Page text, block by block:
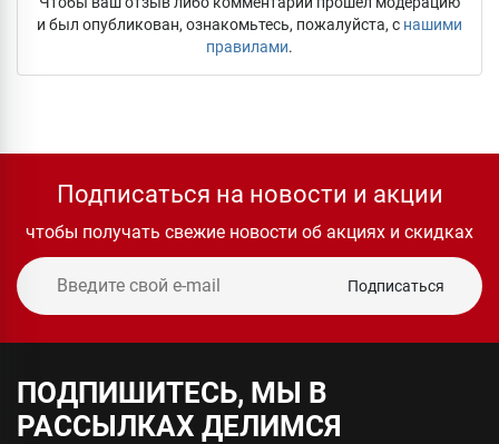
и был опубликован, ознакомьтесь, пожалуйста, с нашими
правилами.
Подписаться на новости и акции
чтобы получать свежие новости об акциях и скидках
Подписаться
ПОДПИШИТЕСЬ, МЫ В
РАССЫЛКАХ ДЕЛИМСЯ